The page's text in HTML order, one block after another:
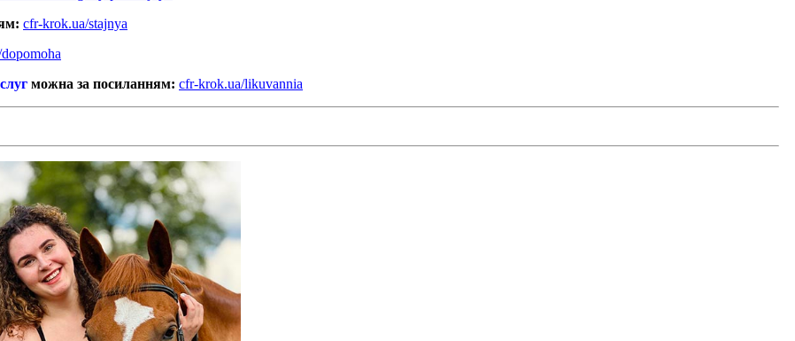
cfr-krok.ua/stajnya
можна за посиланням: cfr-krok.ua/likuvannia